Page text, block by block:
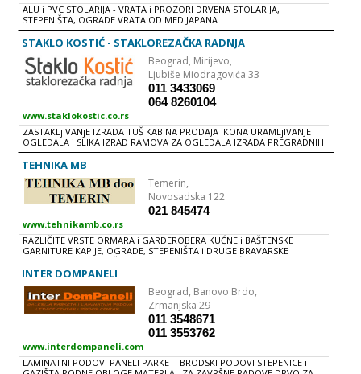
ALU i PVC STOLARIJA - VRATA i PROZORI DRVENA STOLARIJA,
STEPENIŠTA, OGRADE VRATA OD MEDIJAPANA
STAKLO KOSTIĆ - STAKLOREZAČKA RADNJA
Beograd, Mirijevo,
Ljubiše Miodragovića 33
011 3433069
064 8260104
www.staklokostic.co.rs
ZASTAKLjIVANjE IZRADA TUŠ KABINA PRODAJA IKONA URAMLjIVANJE
OGLEDALA i SLIKA IZRAD RAMOVA ZA OGLEDALA IZRADA PREGRADNIH
STAKLENIH ZIDOVA IZRADA STAKLENIH STEPENICA, GELENDERA i
NADSTREŠNICA EMAJLIRANA STAKLA ZA KUHINjE i KUHINjSKE ELEMENTE
TEHNIKA MB
Temerin,
Novosadska 122
021 845474
www.tehnikamb.co.rs
RAZLIČITE VRSTE ORMARA i GARDEROBERA KUĆNE i BAŠTENSKE
GARNITURE KAPIJE, OGRADE, STEPENIŠTA i DRUGE BRAVARSKE
KONSTRUKCIJE RAZLIČITE VRSTE POLICA ZA SKLADIŠTA i POSLOVNI
PROSTOR PVC i ALUMINIJUMSKA STOLARIJA SEČENjE, SAVIJANjE i
GOTOVIH PROIZVODA ILI POLUPROIZVODA IZRADA ELEMENATA
KONSTRUKCIJA OD CEVI, LIMOVA i PLASTIKE
INTER DOMPANELI
Beograd, Banovo Brdo,
Zrmanjska 29
011 3548671
011 3553762
www.interdompaneli.com
LAMINATNI PODOVI PANELI PARKETI BRODSKI PODOVI STEPENICE i